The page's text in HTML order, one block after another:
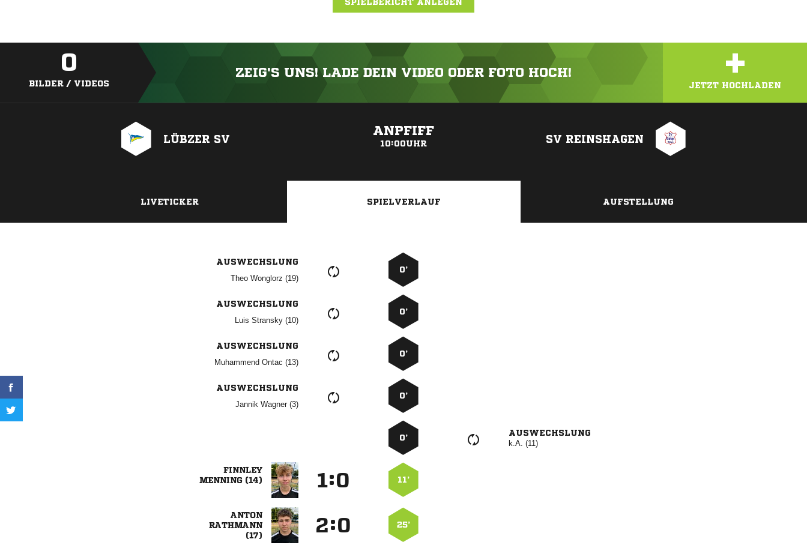
SPIELBERICHT ANLEGEN
0
BILDER / VIDEOS
ZEIG'S UNS! LADE DEIN VIDEO ODER FOTO HOCH! +
JETZT HOCHLADEN
LÜBZER SV
ANPFIFF
10:00UHR SV REINSHAGEN
LIVETICKER SPIELVERLAUF AUFSTELLUNG
AUSWECHSLUNG
  
0’
AUSWECHSLUNG
  
0’
AUSWECHSLUNG
  
0’
AUSWECHSLUNG
  
0’
0’
AUSWECHSLUNG
k.A. (11)

 
: 11’



: 25’